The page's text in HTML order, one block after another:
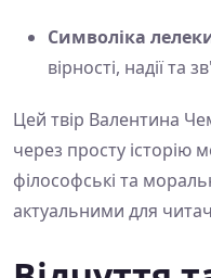
Символіка
вірності, надії та
Цей твір Валентина
через просту історію
філософські та
актуальними для